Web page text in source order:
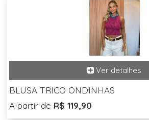
BLUSA TRICO ONDINHAS
A partir de R$ 119,90